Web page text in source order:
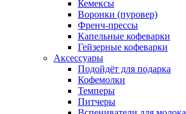
Кемексы
Воронки (пуровер)
Френч-прессы
Капельные кофеварки
Гейзерные кофеварки
Аксессуары
Подойдёт для подарка
Кофемолки
Темперы
Питчеры